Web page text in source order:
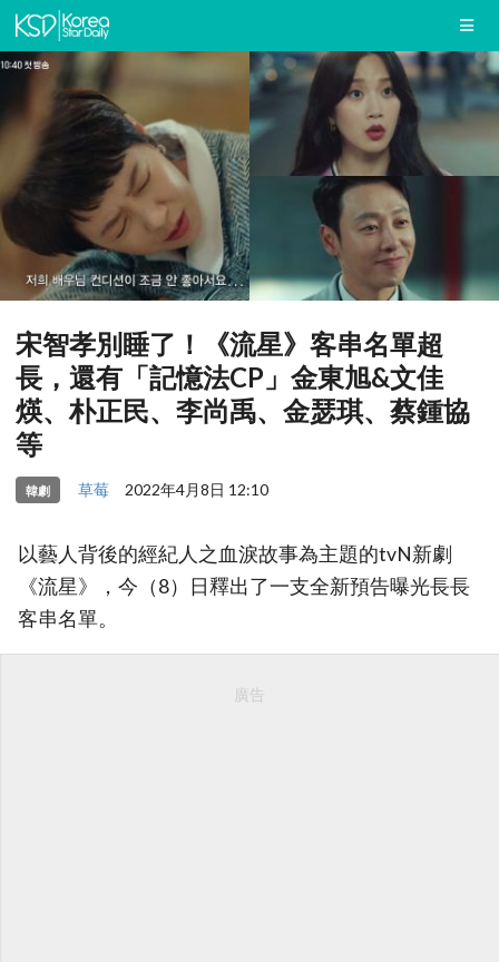
宋智孝別睡了！《流星》客串名單超
長，還有「記憶法CP」金東旭&文佳
煐、朴正民、李尚禹、金瑟琪、蔡鍾協
等
韓劇 草莓 2022年4月8日 12:10
以藝人背後的經紀人之血淚故事為主題的tvN新劇
《流星》，今（8）日釋出了一支全新預告曝光長長
客串名單。
廣告